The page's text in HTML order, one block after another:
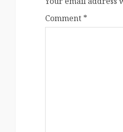
Comment *